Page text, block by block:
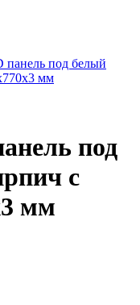
панель под белый
мм
под
с
мм